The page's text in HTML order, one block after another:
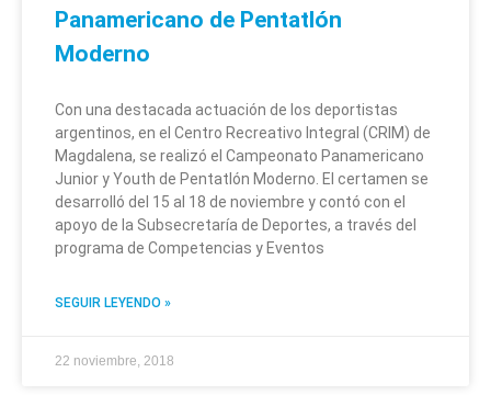
Panamericano de Pentatlón
Moderno
Con una destacada actuación de los deportistas
argentinos, en el Centro Recreativo Integral (CRIM) de
Magdalena, se realizó el Campeonato Panamericano
Junior y Youth de Pentatlón Moderno. El certamen se
desarrolló del 15 al 18 de noviembre y contó con el
apoyo de la Subsecretaría de Deportes, a través del
programa de Competencias y Eventos
SEGUIR LEYENDO »
22 noviembre, 2018